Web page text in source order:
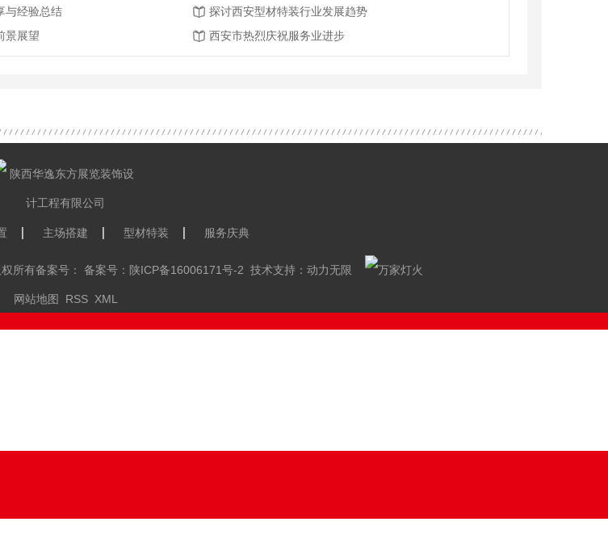
与经验总结
探讨西安型材特装行业发展趋势
景展望
西安市热烈庆祝服务业进步
主场搭建 型材特装 服务庆典
有备案号： 备案号： 陕ICP备16006171号-2 技术支持： 动力无限
网站地图 RSS XML